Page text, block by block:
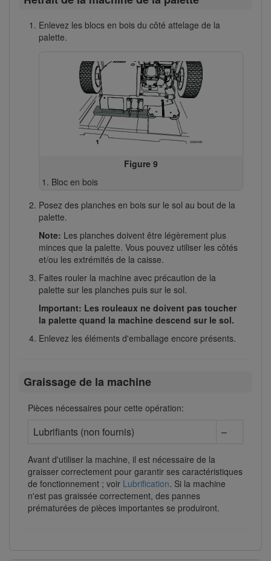
Enlevez les blocs en bois du côté attelage de la
palette.
Figure 9
Bloc en bois
Posez des planches en bois sur le sol au bout de la
palette.
Note: Les planches doivent être légèrement plus
minces que la palette. Vous pouvez utiliser les côtés
et/ou les extrémités de la caisse.
Faites rouler la machine avec précaution de la
palette sur les planches puis sur le sol.
Important: Les rouleaux ne doivent pas toucher
la palette quand la machine descend sur le sol.
Enlevez les éléments d'emballage encore présents.
Graissage de la machine
Pièces nécessaires pour cette opération:
Lubrifiants (non fournis) –
Avant d'utiliser la machine, il est nécessaire de la
graisser correctement pour garantir ses caractéristiques
de fonctionnement ; voir Lubrification. Si la machine
n'est pas graissée correctement, des pannes
prématurées de pièces importantes se produiront.